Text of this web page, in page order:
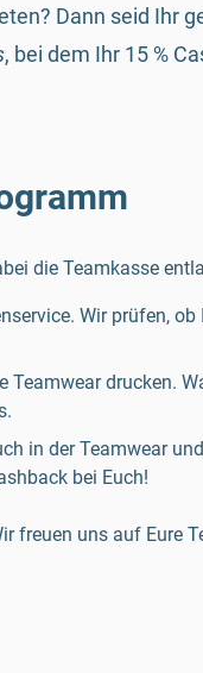
Dann seid Ihr
, bei dem Ihr 15 %
die Teamkasse
Wir prüfen,
drucken.
in der Teamwear
bei Euch!
freuen uns auf Eure